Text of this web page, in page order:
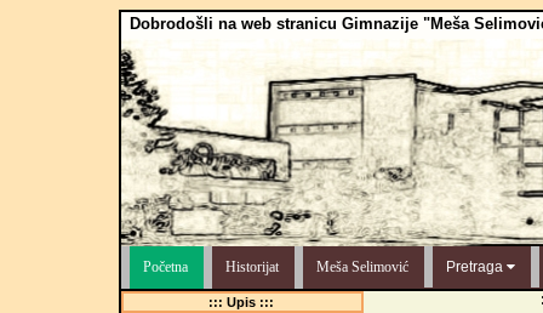
Dobrodošli na web stranicu Gimnazije "Meša
Početna Historijat Meša Selimović Pretraga
::: Upis :::